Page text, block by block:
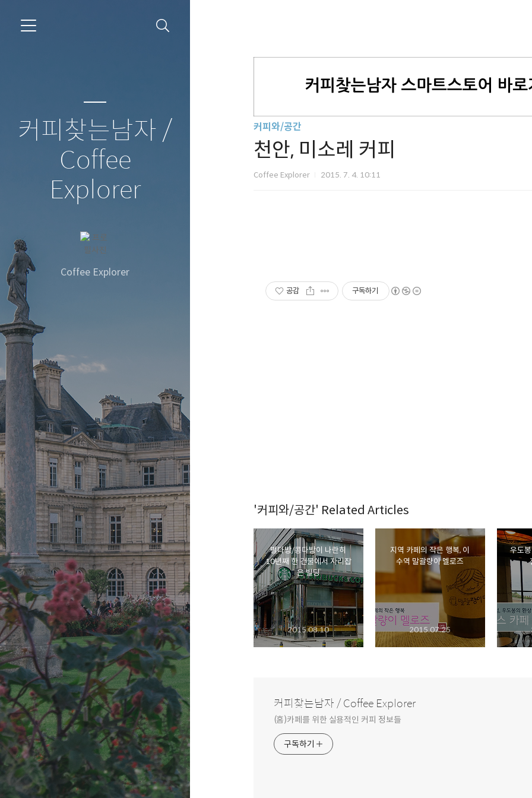
커피찾는남자 /
Coffee
Explorer
Coffee Explorer
커피와/공간
천안, 미소레 커피
Coffee Explorer 2015. 7. 4. 10:11
공감 구독하기
'커피와/공간' Related Articles
별다방/콩다방이 나란히
10년째 한 건물에서 자리잡
은 빌딩
2015.08.10
지역 카페의 작은 행복, 이
수역 말괄량이 멜로즈
2015.07.25
우도
커피찾는남자 / Coffee Explorer
(홈)카페를 위한 실용적인 커피 정보들
구독하기